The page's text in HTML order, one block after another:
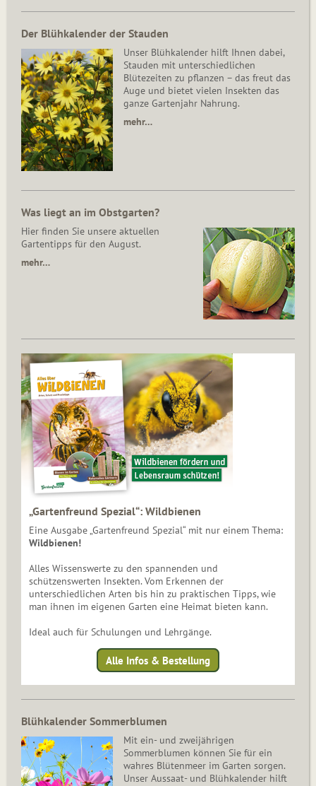
Der Blühkalender der Stauden
Unser Blühkalender hilft Ihnen dabei,
Stauden mit unterschiedlichen
Blütezeiten zu pflanzen – das freut das
Auge und bietet vielen Insekten das
ganze Gartenjahr Nahrung.
mehr…
Was liegt an im Obstgarten?
Hier finden Sie unsere aktuellen
Gartentipps für den August.
mehr…
„Gartenfreund Spezial“: Wildbienen
Eine Ausgabe „Gartenfreund Spezial“ mit nur einem Thema:
Wildbienen!
Alles Wissenswerte zu den spannenden und
schützenswerten Insekten. Vom Erkennen der
unterschiedlichen Arten bis hin zu praktischen Tipps, wie
man ihnen im eigenen Garten eine Heimat bieten kann.
Ideal auch für Schulungen und Lehrgänge.
Alle Infos & Bestellung
Blühkalender Sommerblumen
Mit ein- und zweijährigen
Sommerblumen können Sie für ein
wahres Blütenmeer im Garten sorgen.
Unser Aussaat- und Blühkalender hilft